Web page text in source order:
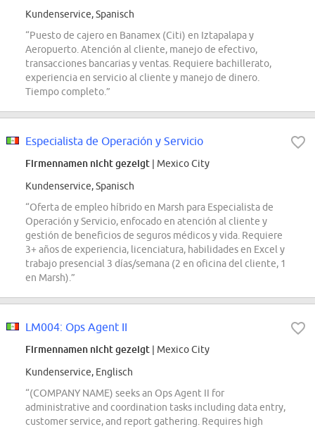
Kundenservice, Spanisch
“Puesto de cajero en Banamex (Citi) en Iztapalapa y
Aeropuerto. Atención al cliente, manejo de efectivo,
transacciones bancarias y ventas. Requiere bachillerato,
experiencia en servicio al cliente y manejo de dinero.
Tiempo completo.”
Especialista de Operación y Servicio
Firmennamen nicht gezeigt | Mexico City
Kundenservice, Spanisch
“Oferta de empleo híbrido en Marsh para Especialista de
Operación y Servicio, enfocado en atención al cliente y
gestión de beneficios de seguros médicos y vida. Requiere
3+ años de experiencia, licenciatura, habilidades en Excel y
trabajo presencial 3 días/semana (2 en oficina del cliente, 1
en Marsh).”
LM004: Ops Agent II
Firmennamen nicht gezeigt | Mexico City
Kundenservice, Englisch
“(COMPANY NAME) seeks an Ops Agent II for
administrative and coordination tasks including data entry,
customer service, and report gathering. Requires high